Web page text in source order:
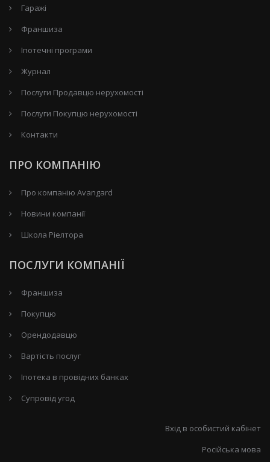
Гаражі
Франшиза
Іпотечні програми
Журнал
Послуги Продавцю нерухомості
Послуги Покупцю нерухомості
Контакти
ПРО КОМПАНІЮ
Про компанію Avangard
Новини компанії
Школа Ріелтора
ПОСЛУГИ КОМПАНІЇ
Франшиза
Покупцю
Орендодавцю
Вартість послуг
Іпотека в провідних банках
Супровід угод
Вхід в особистий кабінет
Російська мова